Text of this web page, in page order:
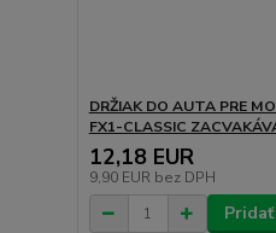
DRŽIAK DO AUTA PRE
FX1-CLASSIC
12,18 EUR
9,90 EUR bez DPH